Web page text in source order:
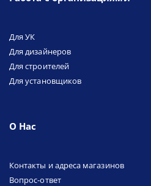
Для УК
Для дизайнеров
Для строителей
Для установщиков
О Нас
Контакты и адреса магазинов
Вопрос-ответ